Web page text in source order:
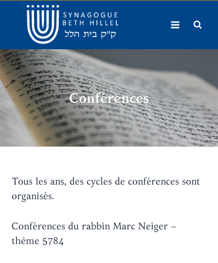
contenu
Conférences
Tous les ans, des cycles de conférences sont
organisés.
Conférences du rabbin Marc Neiger –
thème 5784